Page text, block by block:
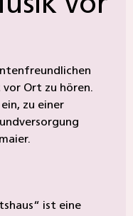
vor
vor Ort zu hören.
zu einer
ist eine